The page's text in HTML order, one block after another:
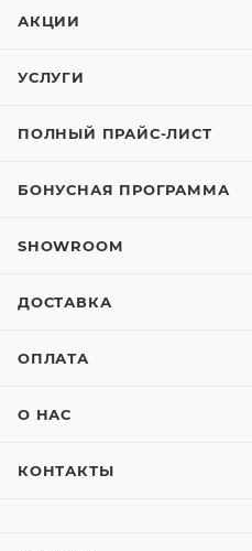
АКЦИИ
УСЛУГИ
ПОЛНЫЙ ПРАЙС-ЛИСТ
БОНУСНАЯ ПРОГРАММА
SHOWROOM
ДОСТАВКА
ОПЛАТА
О НАС
КОНТАКТЫ